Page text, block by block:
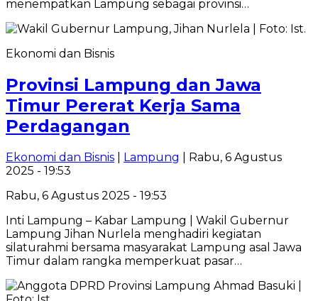
menempatkan Lampung sebagai provinsi…
Ekonomi dan Bisnis
Provinsi Lampung dan Jawa
Timur Pererat Kerja Sama
Perdagangan
Ekonomi dan Bisnis Lampung
| Rabu, 6 Agustus
2025 - 19:53
Rabu, 6 Agustus 2025 - 19:53
Inti Lampung – Kabar Lampung | Wakil Gubernur
Lampung Jihan Nurlela menghadiri kegiatan
silaturahmi bersama masyarakat Lampung asal Jawa
Timur dalam rangka memperkuat pasar…